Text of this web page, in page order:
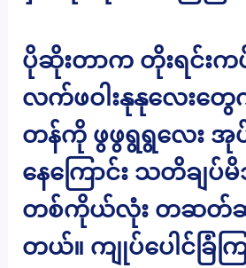
ပိုဆိုးတာက တိုးရင်းက
လက်ဖဝါးနုနုလေးတွ
တန်ကို ဖွဖွရွရွလေး အု
နေကြောင်း သတိချ
တစ်ကိုယ်လုံး တဆတ်
တယ်။ ကျုပ်ပေါင်ခြံက